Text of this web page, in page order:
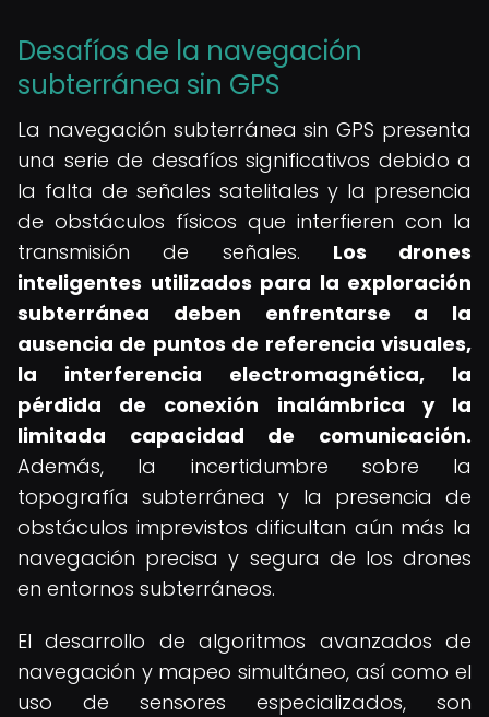
Desafíos de la navegación
subterránea sin GPS
La navegación subterránea sin GPS presenta
una serie de desafíos significativos debido a
la falta de señales satelitales y la presencia
de obstáculos físicos que interfieren con la
transmisión de señales. Los drones
inteligentes utilizados para la exploración
subterránea deben enfrentarse a la
ausencia de puntos de referencia visuales,
la interferencia electromagnética, la
pérdida de conexión inalámbrica y la
limitada capacidad de comunicación.
Además, la incertidumbre sobre la
topografía subterránea y la presencia de
obstáculos imprevistos dificultan aún más la
navegación precisa y segura de los drones
en entornos subterráneos.
El desarrollo de algoritmos avanzados de
navegación y mapeo simultáneo, así como el
uso de sensores especializados, son